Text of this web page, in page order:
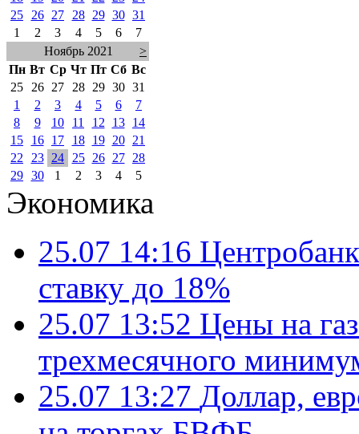
25
26 27 28 29 30 31
1
2 3 4 5 6
7
Ноябрь 2021
>
Пн Вт Ср Чт Пт Сб Вс
25
26 27 28 29 30 31
1
2 3 4 5 6
7
8
9 10 11 12 13
14
15
16 17 18 19 20
21
22
23 24 25 26 27
28
29 30 1 2 3 4 5
Экономика
25.07 14:16
ставку до 18%
25.07 13:52 Цены на
трехмесячного
25.07 13:27 Доллар,